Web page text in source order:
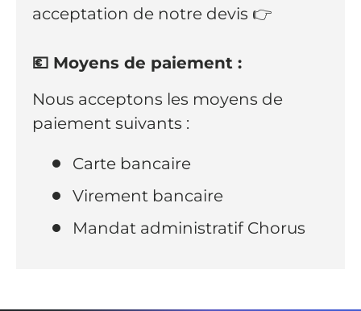
acceptation de notre devis 👉
💶 Moyens de paiement :
Nous acceptons les moyens de
paiement suivants :
Carte bancaire
Virement bancaire
Mandat administratif Chorus